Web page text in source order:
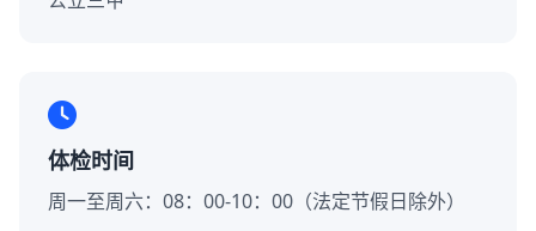
体检时间
周一至周六：08：00-10：00（法定节假日除外）